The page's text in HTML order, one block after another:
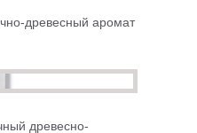
древесный аромат
древесно-